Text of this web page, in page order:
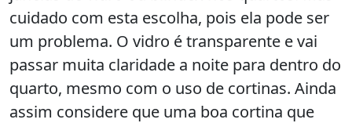
cuidado com esta escolha, pois ela pode ser
um problema. O vidro é transparente e vai
passar muita claridade a noite para dentro do
quarto, mesmo com o uso de cortinas. Ainda
assim considere que uma boa cortina que